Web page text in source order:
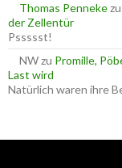
Thomas Pennekezu
der Zellentür
Pssssst!
NWzu Promille,
Last wird
Natürlich waren ihre